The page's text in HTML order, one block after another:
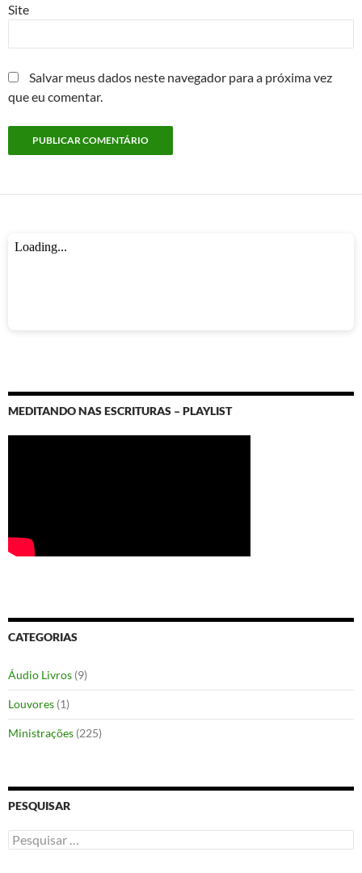
Site
Salvar meus dados neste navegador para a próxima vez
que eu comentar.
MEDITANDO NAS ESCRITURAS – PLAYLIST
CATEGORIAS
Áudio Livros (9)
Louvores (1)
Ministrações (225)
PESQUISAR
Pesquisar
por: